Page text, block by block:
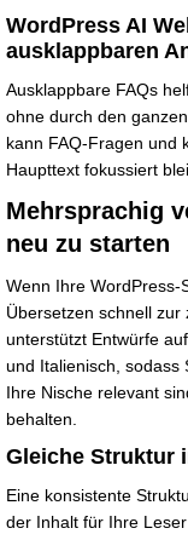
WordPress AI
ausklappbaren
Ausklappbare FAQs
ohne durch den
kann FAQ-Fragen und
Haupttext fokussiert
Mehrsprachig
neu zu starten
Wenn Ihre WordPress-
Übersetzen schnell zur
unterstützt Entwürfe
und Italienisch, sodass
Ihre Nische relevant
behalten.
Gleiche Struktur
Eine konsistente
der Inhalt für Ihre